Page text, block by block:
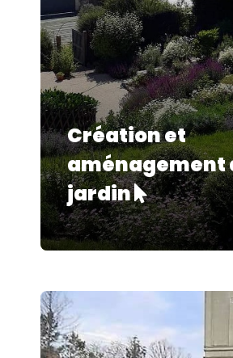
Création et
aménagement
jardin